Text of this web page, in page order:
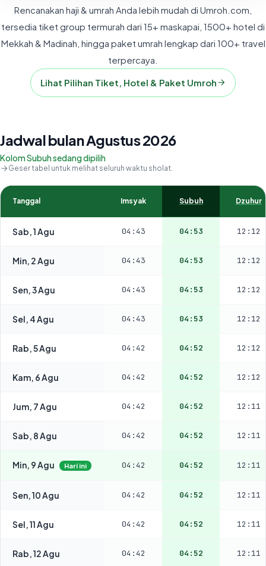
Rencanakan haji & umrah Anda lebih mudah di Umroh.com,
tersedia tiket group termurah dari 15+ maskapai, 1500+ hotel di
Mekkah & Madinah, hingga paket umrah lengkap dari 100+ travel
terpercaya.
Lihat Pilihan Tiket, Hotel & Paket Umroh
Jadwal bulan Agustus 2026
Kolom Subuh sedang dipilih
Geser tabel untuk melihat seluruh waktu sholat.
Tanggal Imsyak Subuh Dzuhur
Sab, 1 Agu 04:43 04:53 12:12
Min, 2 Agu 04:43 04:53 12:12
Sen, 3 Agu 04:43 04:53 12:12
Sel, 4 Agu 04:43 04:53 12:12
Rab, 5 Agu 04:42 04:52 12:12
Kam, 6 Agu 04:42 04:52 12:12
Jum, 7 Agu 04:42 04:52 12:11
Sab, 8 Agu 04:42 04:52 12:11
Min, 9 Agu Hari ini 04:42 04:52 12:11
Sen, 10 Agu 04:42 04:52 12:11
Sel, 11 Agu 04:42 04:52 12:11
Rab, 12 Agu 04:42 04:52 12:11